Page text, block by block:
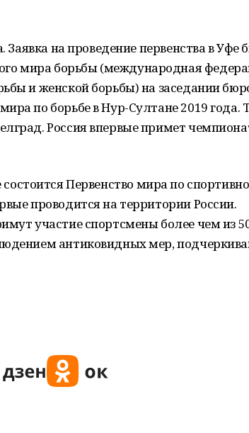
Заявка на проведение первенства в Уфе
мира борьбы (международная
и женской борьбы) на заседании
по борьбе в Нур-Султане 2019 года.
Россия впервые примет
Первенство мира по
проводится на территории России.
участие спортсмены более чем из
антиковидных мер,